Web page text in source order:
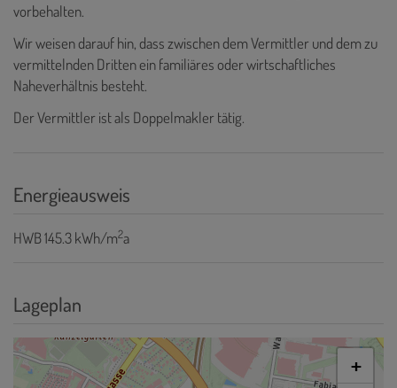
vorbehalten.
Wir weisen darauf hin, dass zwischen dem Vermittler und dem zu
vermittelnden Dritten ein familiäres oder wirtschaftliches
Naheverhältnis besteht.
Der Vermittler ist als Doppelmakler tätig.
Energieausweis
HWB145.3 kWh/m2a
Lageplan
+